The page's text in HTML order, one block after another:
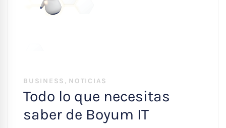
BUSINESS , NOTICIAS
Todo lo que necesitas
saber de Boyum IT